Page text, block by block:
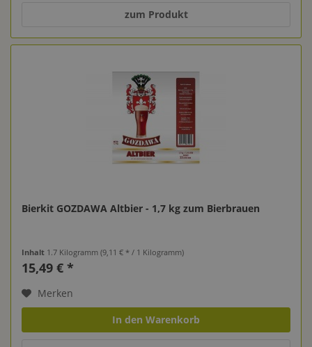
zum Produkt
Bierkit GOZDAWA Altbier - 1,7 kg zum Bierbrauen
Inhalt 1.7 Kilogramm(9,11 € * / 1 Kilogramm)
15,49 € *
Merken
In den Warenkorb